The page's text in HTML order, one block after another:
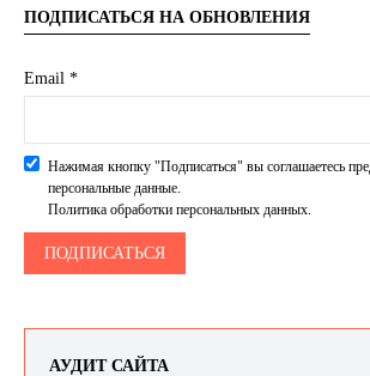
ПОДПИСАТЬСЯ НА ОБНОВЛЕНИЯ
Email *
Нажимая кнопку "Подписаться" вы соглашаетесь
персональные данные.
Политика обработки персональных данных.
АУДИТ САЙТА